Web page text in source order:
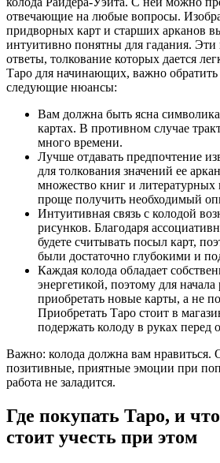
отвечающие на любые вопросы.
придворных карт и старших арканов
интуитивно понятны для гадания.
ответы, толкование которых дается
Таро для начинающих, важно
следующие нюансы:
Вам должна быть ясна
картах. В противном случае
много времени.
Лучше отдавать предпочтение
для толкования значений ее
множество книг и литературных
проще получить необходимый
Интуитивная связь с колодой
рисунков. Благодаря
будете считывать посыл карт,
были достаточно глубокими и
Каждая колода обладает
энергетикой, поэтому для
приобретать новые карты, а не
Приобретать Таро стоит в
подержать колоду в руках
Важно: колода должна вам нравиться.
позитивные, приятные эмоции при
работа не заладится.
Где покупать Таро, и
стоит учесть при этом